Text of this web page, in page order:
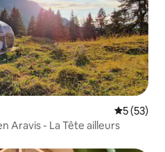
5 (53)
Aravis - La Tête ailleurs